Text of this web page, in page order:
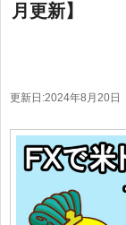
月更新】
更新日:2024年8月20日